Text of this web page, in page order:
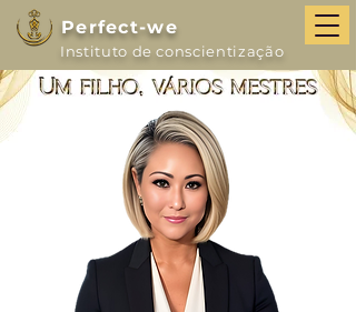
Perfect-we
Instituto de conscientização